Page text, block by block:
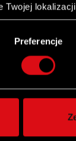
Twojej
aktywnie
jak Twoje
możesz
analitycznym.
podczas
Preferencje